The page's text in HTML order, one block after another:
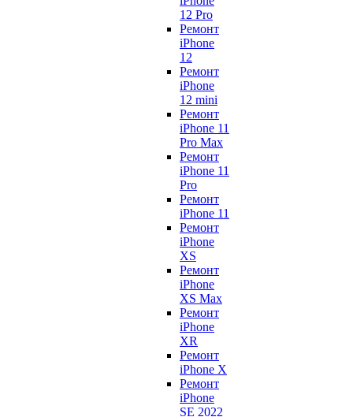
12 Pro
Ремонт
iPhone
12
Ремонт
iPhone
12 mini
Ремонт
iPhone 11
Pro Max
Ремонт
iPhone 11
Pro
Ремонт
iPhone 11
Ремонт
iPhone
XS
Ремонт
iPhone
XS Max
Ремонт
iPhone
XR
Ремонт
iPhone X
Ремонт
iPhone
SE 2022